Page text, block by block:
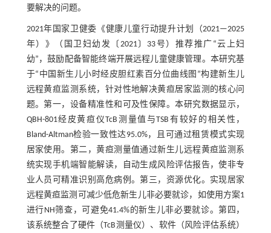
要解决的问题。
2021年国家卫健委《健康儿童行动提升计划（2021—2025
年）》（国卫妇幼发〔2021〕33号）推荐推广“云上妇
幼”，鼓励配备智能终端开展远程儿童健康管理。本研究基
于“中国新生儿小时经皮胆红素百分位曲线图”构建新生儿
远程黄疸监测系统，针对性地解决黄疸居家监测的核心问
题。第一，设备精准性和可及性保障。本研究数据显示，
QBH-801经皮黄疸仪TcB测量值与TSB有较好的相关性，
Bland-Altman检验一致性达95.0%，且可通过租赁模式实现
居家使用。第二，黄疸测量值通过新生儿远程黄疸监测系
统实现手机端智能解读，自动生成风险评估报告，使非专
业人员可精准识别高危病例。第三，资源优化。实现居家
远程黄疸监测可减少低危新生儿非必要就诊，如使用方案1
进行NH筛查，可避免41.4%的新生儿非必要就诊。第四，
该系统整合了硬件（TcB测量仪）、软件（风险评估系统）